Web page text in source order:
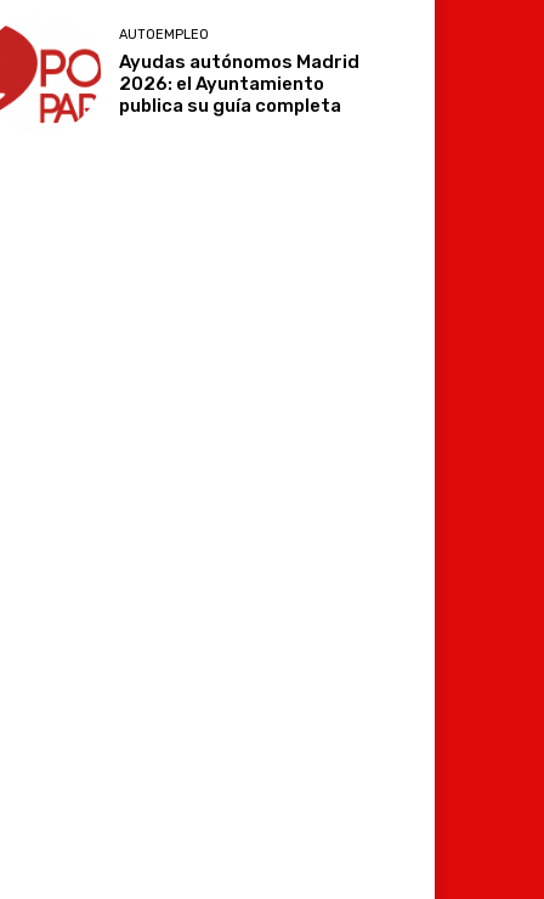
AUTOEMPLEO
Ayudas autónomos Madrid
2026: el Ayuntamiento
publica su guía completa